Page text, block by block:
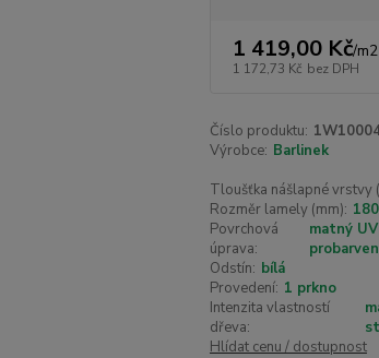
1 419,00 Kč/m2
1 172,73 Kč bez DPH
Číslo produktu:
Výrobce: Barlinek
Tloušťka nášlapné vrstvy
Rozměr lamely (mm):
Povrchová
úprava:
matný
Odstín: bílá
Provedení: 1 prkno
Intenzita vlastností
dřeva:
Hlídat cenu / dostupnost